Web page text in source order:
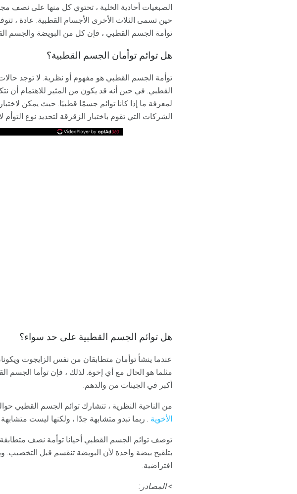
الصبغيات أحادية الخلية ، تحتوي كل منها على نصف
حين تسمى الثلاث الأخرى الأجسام القطبية. عادة ،
توأمة الجسم القطبي ، فإن كل من البويضة والجسم
هل توائم توأمان الجسم القطبية؟
توأمة الجسم القطبي هو مفهوم أو نظرية. لا توجد
القطبي. في حين أنه قد يكون من المثير للاهتمام أن
لمعرفة ما إذا كانا توائم جسمًا قطبيًا. حيث يمكن
الشركات التي تقوم باختبار الزقزقة لتحديد نوع التوأم
هل توائم الجسم القطبية على حد سواء؟
عندما ينشأ توأمان متطابقان من نفس الزايجوت
مثلما هو الحال مع أي إخوة. لذلك ، فإن توأما
أكبر في الجينات من والدهم.
من الناحية النظرية ، تتشارك توائم الجسم القطبي حوالي 75٪ من علاماتها الجينية ، أقل من التوائم المتماثلة ولكن أكثر من
الأخوية . ربما تبدو متشابهة جدًا ، ولكنها ليست متشابهة
توصف توائم الجسم القطبي أحيانا توأمة نصف متطابقة.
بتلقيح بيضة واحدة لأن البويضة تنقسم قبل التخصيب.
افتراضية.
> المصادر: